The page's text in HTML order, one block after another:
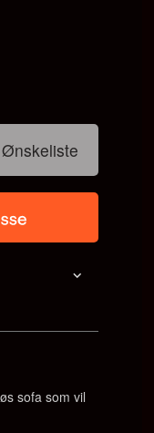
Ønskeliste
sofa som vil